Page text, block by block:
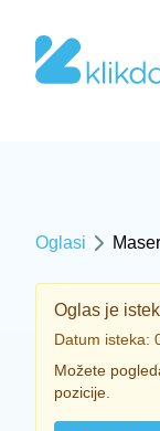
Oglasi
Oglas je
Datum isteka:
Možete
pozicije.